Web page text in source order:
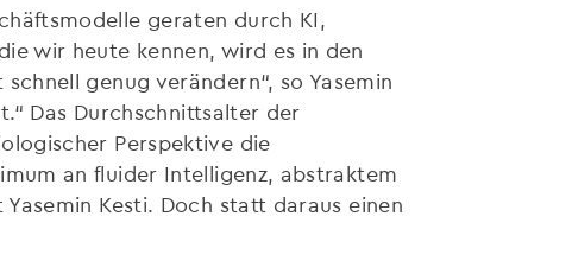
geraten durch KI,
wir heute kennen, wird es in den
genug verändern“, so Yasemin
Das Durchschnittsalter der
Perspektive die
an fluider Intelligenz, abstraktem
Kesti. Doch statt daraus einen